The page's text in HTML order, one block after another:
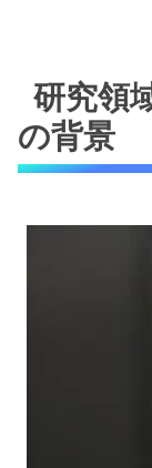
研究領
の背景